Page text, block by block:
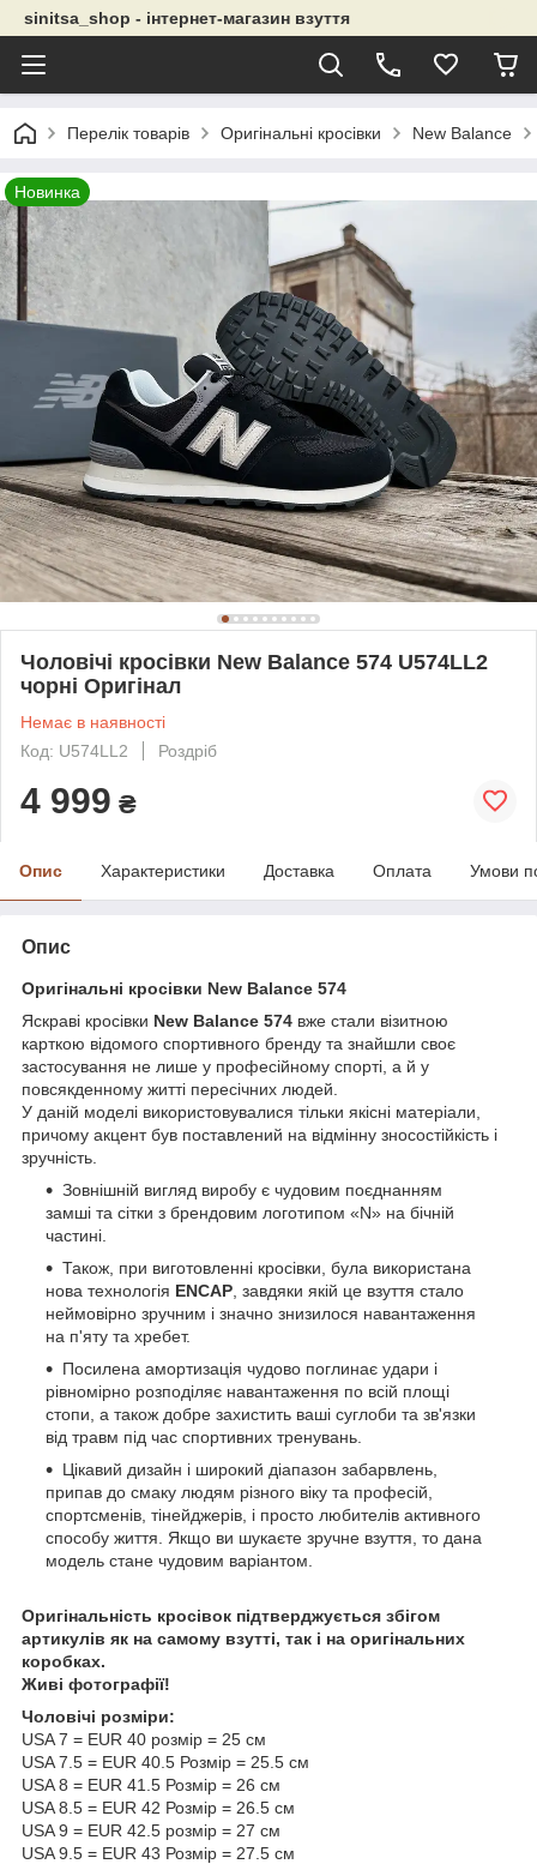
sinitsa_shop - інтернет-магазин взуття
Перелік товарів Оригінальні кросівки New Balance
Новинка
Чоловічі кросівки New Balance 574 U574LL2
чорні Оригінал
Немає в наявності
Код: U574LL2
Роздріб
4 999 ₴
Опис Характеристики Доставка Оплата Умови
Опис
Оригінальні кросівки New Balance 574
Яскраві кросівки New Balance 574 вже стали візитною
карткою відомого спортивного бренду та знайшли своє
застосування не лише у професійному спорті, а й у
повсякденному житті пересічних людей.
У даній моделі використовувалися тільки якісні матеріали,
причому акцент був поставлений на відмінну зносостійкість і
зручність.
Зовнішній вигляд виробу є чудовим поєднанням
замші та сітки з брендовим логотипом «N» на бічній
частині.
Також, при виготовленні кросівки, була використана
нова технологія ENCAP , завдяки якій це взуття стало
неймовірно зручним і значно знизилося навантаження
на п'яту та хребет.
Посилена амортизація чудово поглинає удари і
рівномірно розподіляє навантаження по всій площі
стопи, а також добре захистить ваші суглоби та зв'язки
від травм під час спортивних тренувань.
Цікавий дизайн і широкий діапазон забарвлень,
припав до смаку людям різного віку та професій,
спортсменів, тінейджерів, і просто любителів активного
способу життя. Якщо ви шукаєте зручне взуття, то дана
модель стане чудовим варіантом.
Оригінальність кросівок підтверджується збігом
артикулів як на самому взутті, так і на оригінальних
коробках.
Живі фотографії!
Чоловічі розміри:
USA 7 = EUR 40 розмір = 25 см
USA 7.5 = EUR 40.5 Розмір = 25.5 см
USA 8 = EUR 41.5 Розмір = 26 см
USA 8.5 = EUR 42 Розмір = 26.5 см
USA 9 = EUR 42.5 розмір = 27 см
USA 9.5 = EUR 43 Розмір = 27.5 см